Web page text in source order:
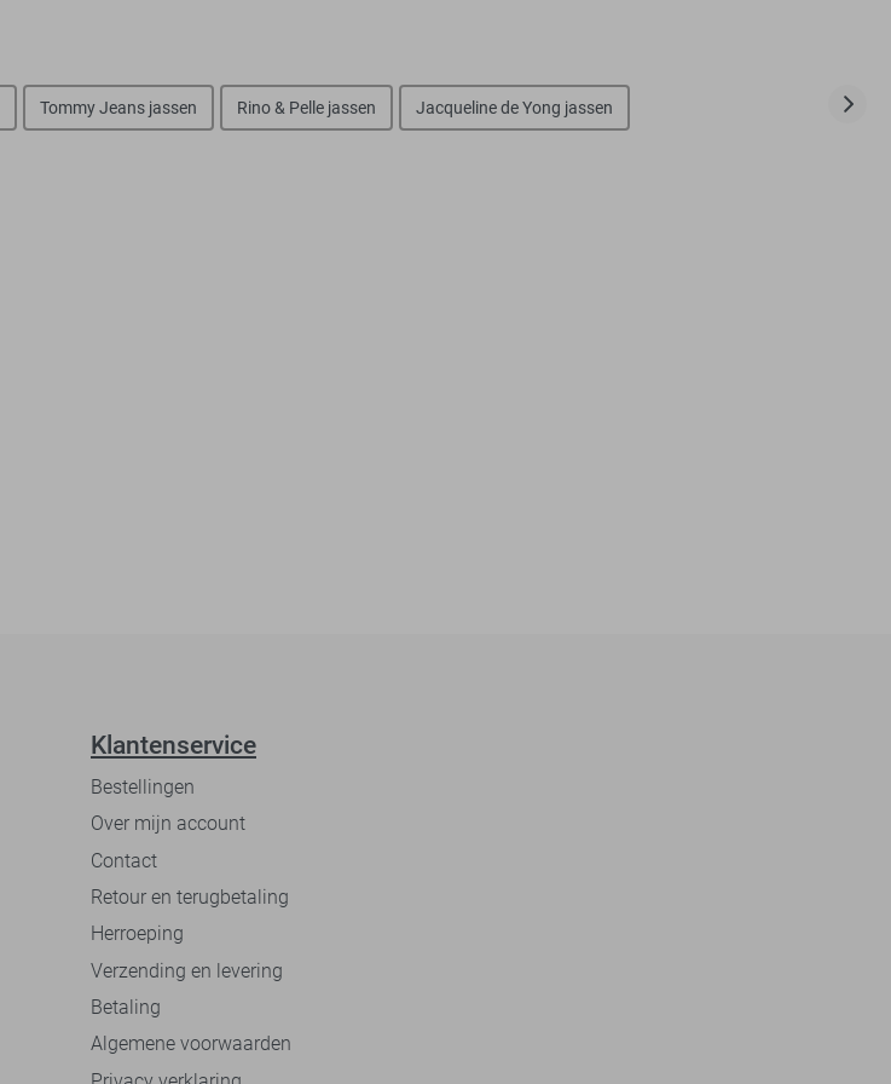
Tommy Jeans jassen Rino & Pelle jassen Jacqueline de Yong jassen
Klantenservice
Bestellingen
Over mijn account
Contact
Retour en terugbetaling
Herroeping
Verzending en levering
Betaling
Algemene voorwaarden